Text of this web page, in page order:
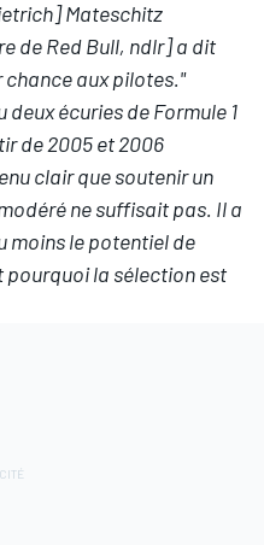
Mateschitz
de Red Bull, ndlr] a dit
chance aux pilotes."
deux écuries de Formule 1
de 2005 et 2006
clair que soutenir un
ne suffisait pas. Il a
moins le potentiel de
pourquoi la sélection est